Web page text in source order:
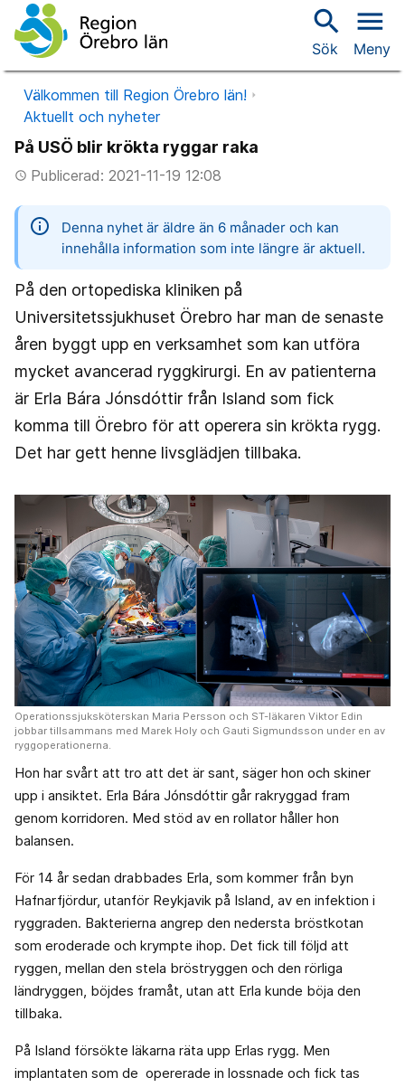
search
Sök
menu
Meny
Välkommen till Region Örebro län!
Aktuellt och nyheter
På USÖ blir krökta ryggar raka
access_timePublicerad: 2021-11-19 12:08
information
Denna nyhet är äldre än 6 månader och kan
innehålla information som inte längre är aktuell.
På den ortopediska kliniken på
Universitetssjukhuset Örebro har man de senaste
åren byggt upp en verksamhet som kan utföra
mycket avancerad ryggkirurgi. En av patienterna
är Erla Bára Jónsdóttir från Island som fick
komma till Örebro för att operera sin krökta rygg.
Det har gett henne livsglädjen tillbaka.
Operationssjuksköterskan Maria Persson och ST-läkaren Viktor Edin
jobbar tillsammans med Marek Holy och Gauti Sigmundsson under en av
ryggoperationerna.
Hon har svårt att tro att det är sant, säger hon och skiner
upp i ansiktet. Erla Bára Jónsdóttir går rakryggad fram
genom korridoren. Med stöd av en rollator håller hon
balansen.
För 14 år sedan drabbades Erla, som kommer från byn
Hafnarfjördur, utanför Reykjavik på Island, av en infektion i
ryggraden. Bakterierna angrep den nedersta bröstkotan
som eroderade och krympte ihop. Det fick till följd att
ryggen, mellan den stela bröstryggen och den rörliga
ländryggen, böjdes framåt, utan att Erla kunde böja den
tillbaka.
På Island försökte läkarna räta upp Erlas rygg. Men
implantaten som de opererade in lossnade och fick tas